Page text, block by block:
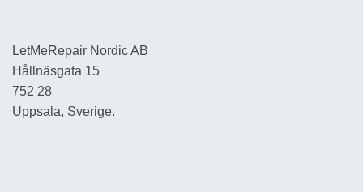
LetMeRepair Nordic AB
Hållnäsgata 15
752 28
Uppsala, Sverige.